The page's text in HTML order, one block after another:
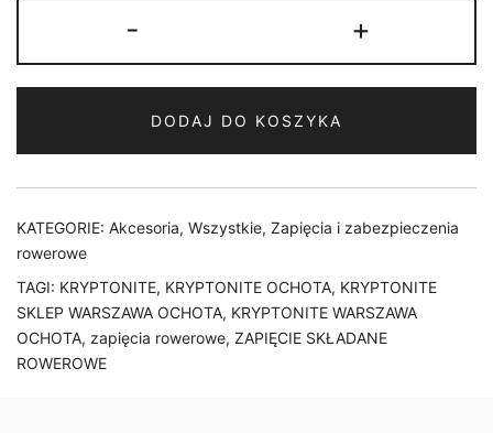
-
KRYPTONITE
410
DOUBLE
LOOPED
120
+
DODAJ DO KOSZYKA
KATEGORIE: Akcesoria, Wszystkie, Zapięcia i zabezpieczenia
rowerowe
TAGI: KRYPTONITE, KRYPTONITE OCHOTA, KRYPTONITE
SKLEP WARSZAWA OCHOTA, KRYPTONITE WARSZAWA
OCHOTA, zapięcia rowerowe, ZAPIĘCIE SKŁADANE
ROWEROWE